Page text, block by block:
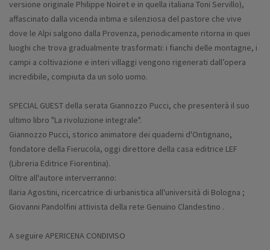
versione originale Philippe Noiret e in quella italiana Toni Servillo),
affascinato dalla vicenda intima e silenziosa del pastore che vive
dove le Alpi salgono dalla Provenza, periodicamente ritorna in quei
luoghi che trova gradualmente trasformati: i fianchi delle montagne, i
campi a coltivazione e interi villaggi vengono rigenerati dall’opera
incredibile, compiuta da un solo uomo.
SPECIAL GUEST della serata Giannozzo Pucci, che presenterà il suo
ultimo libro "La rivoluzione integrale".
Giannozzo Pucci, storico animatore dei quaderni d'Ontignano,
fondatore della Fierucola, oggi direttore della casa editrice LEF
(Libreria Editrice Fiorentina).
Oltre all'autore interverranno:
Ilaria Agostini, ricercatrice di urbanistica all'università di Bologna ;
Giovanni Pandolfini attivista della rete Genuino Clandestino .
A seguire APERICENA CONDIVISO